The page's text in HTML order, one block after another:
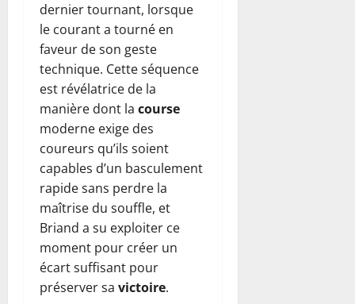
dernier tournant, lorsque
le courant a tourné en
faveur de son geste
technique. Cette séquence
est révélatrice de la
manière dont la course
moderne exige des
coureurs qu’ils soient
capables d’un basculement
rapide sans perdre la
maîtrise du souffle, et
Briand a su exploiter ce
moment pour créer un
écart suffisant pour
préserver sa victoire.